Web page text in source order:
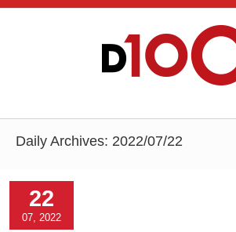
Daily Archives: 2022/07/22
22
07, 2022